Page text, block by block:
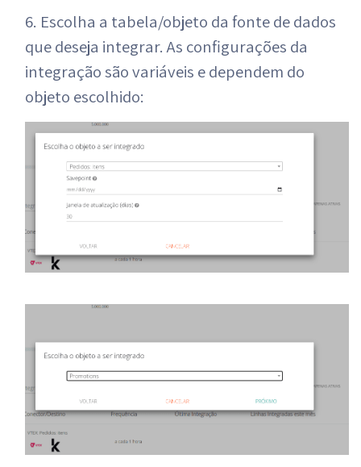
6. Escolha a tabela/objeto da fonte de dados
que deseja integrar. As configurações da
integração são variáveis e dependem do
objeto escolhido: